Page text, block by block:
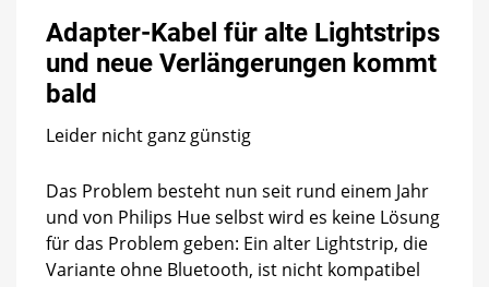
Kabel
für
alte
bald
Adapter-Kabel für alte Lightstrips
und neue Verlängerungen kommt
bald
Leider nicht ganz günstig
Das Problem besteht nun seit rund einem Jahr
und von Philips Hue selbst wird es keine Lösung
für das Problem geben: Ein alter Lightstrip, die
Variante ohne Bluetooth, ist nicht kompatibel